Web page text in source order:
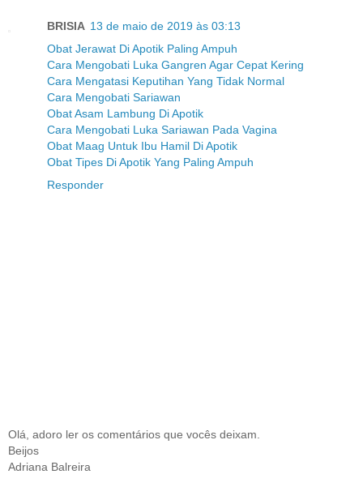
BRISIA 13 de maio de 2019 às 03:13
Obat Jerawat Di Apotik Paling Ampuh
Cara Mengobati Luka Gangren Agar Cepat Kering
Cara Mengatasi Keputihan Yang Tidak Normal
Cara Mengobati Sariawan
Obat Asam Lambung Di Apotik
Cara Mengobati Luka Sariawan Pada Vagina
Obat Maag Untuk Ibu Hamil Di Apotik
Obat Tipes Di Apotik Yang Paling Ampuh
Responder
Olá, adoro ler os comentários que vocês deixam.
Beijos
Adriana Balreira